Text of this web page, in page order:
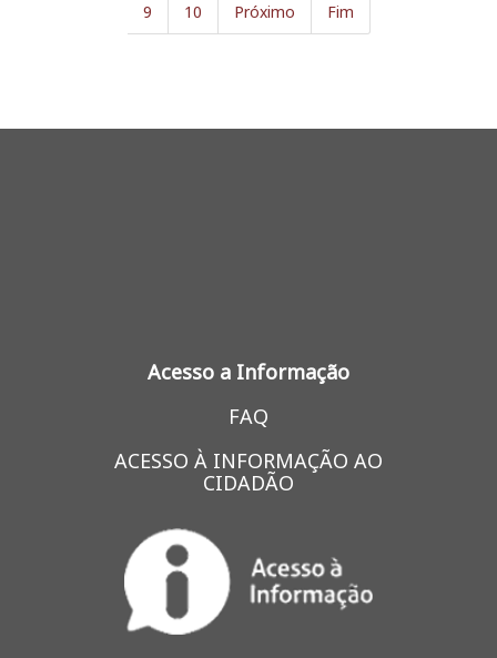
9 10 Próximo Fim
Acesso a Informação
FAQ
ACESSO À INFORMAÇÃO AO
CIDADÃO